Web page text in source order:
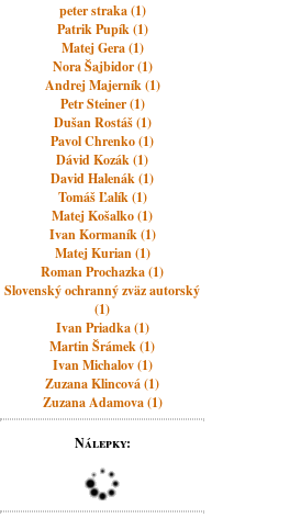
peter straka (1)
Patrik Pupík (1)
Matej Gera (1)
Nora Šajbidor (1)
Andrej Majerník (1)
Petr Steiner (1)
Dušan Rostáš (1)
Pavol Chrenko (1)
Dávid Kozák (1)
David Halenák (1)
Tomáš Ľalík (1)
Matej Košalko (1)
Ivan Kormaník (1)
Matej Kurian (1)
Roman Prochazka (1)
Slovenský ochranný zväz autorský
(1)
Ivan Priadka (1)
Martin Šrámek (1)
Ivan Michalov (1)
Zuzana Klincová (1)
Zuzana Adamova (1)
Nálepky: